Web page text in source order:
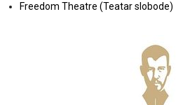
Freedom Theatre (Teatar slobode)